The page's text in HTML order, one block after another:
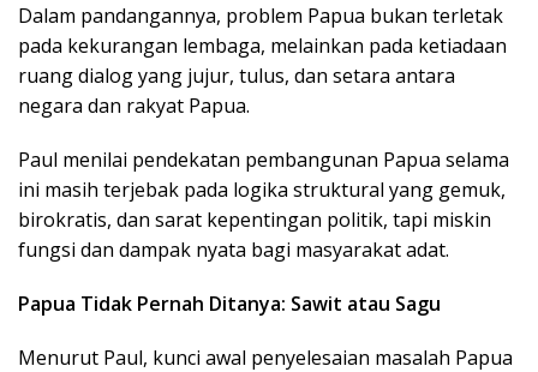
Dalam pandangannya, problem Papua bukan terletak
pada kekurangan lembaga, melainkan pada ketiadaan
ruang dialog yang jujur, tulus, dan setara antara
negara dan rakyat Papua.
Paul menilai pendekatan pembangunan Papua selama
ini masih terjebak pada logika struktural yang gemuk,
birokratis, dan sarat kepentingan politik, tapi miskin
fungsi dan dampak nyata bagi masyarakat adat.
Papua Tidak Pernah Ditanya: Sawit atau Sagu
Menurut Paul, kunci awal penyelesaian masalah Papua